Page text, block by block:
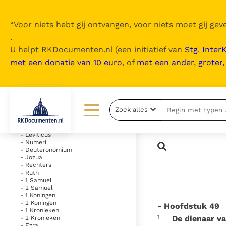
“Voor niets hebt gij ontvangen, voor niets moet gij
.
U helpt RKDocumenten.nl (een initiatief van Stg.
met een donatie van 10 euro, of met een ander,
Lezen
Documenten
Bijbel
Thema’s
Berichten
Over ons
Over RK Documenten
Nieuwsbrief
Zoek alles
uitklappen
- Oude Testament
- Genesis
- Leviticus
- Numeri
- Deuteronomium
- Jozua
- Rechters
- Ruth
- 1 Samuel
- 2 Samuel
- 1 Koningen
- 2 Koningen
- 1 Kronieken
- 2 Kronieken
- Hoofdstuk 49
1
De dienaar